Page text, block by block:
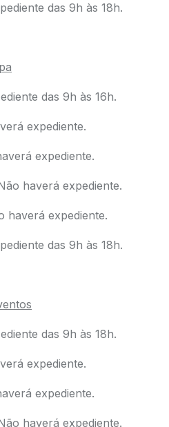
das 9h às 18h.
das 9h às 16h.
expediente.
expediente.
haverá expediente.
haverá expediente.
das 9h às 18h.
das 9h às 18h.
expediente.
expediente.
haverá expediente.